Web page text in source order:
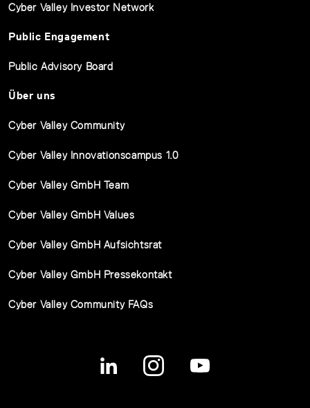
Cyber Valley Investor Network
Public Engagement
Public Advisory Board
Über uns
Cyber Valley Community
Cyber Valley Innovationscampus 1.0
Cyber Valley GmbH Team
Cyber Valley GmbH Values
Cyber Valley GmbH Aufsichtsrat
Cyber Valley GmbH Pressekontakt
Cyber Valley Community FAQs